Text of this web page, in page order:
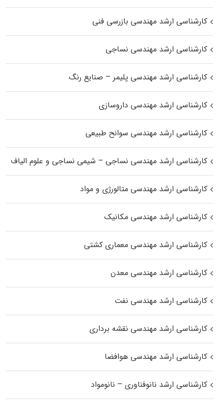
کارشناسی ارشد مهندسی بازرسی فنی
کارشناسی ارشد مهندسی نساجی
کارشناسی ارشد مهندسی پلیمر – صنایع رنگ
کارشناسی ارشد مهندسی داروسازی
کارشناسی ارشد مهندسی سوانح طبیعی
کارشناسی ارشد مهندسی نساجی – شیمی نساجی و علوم الیاف
کارشناسی ارشد مهندسی متالورژی و مواد
کارشناسی ارشد مهندسی مکانیک
کارشناسی ارشد مهندسی معماری کشتی
کارشناسی ارشد مهندسی معدن
کارشناسی ارشد مهندسی نفت
کارشناسی ارشد مهندسی نقشه برداری
کارشناسی ارشد مهندسی هوافضا
کارشناسی ارشد نانوفناوری – نانومواد